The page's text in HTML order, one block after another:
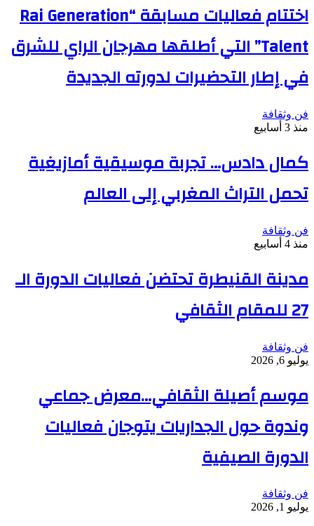
اختتام فعاليات مسابقة “Rai Generation
Talent” التي أطلقها مهرجان الراي للشرق
في إطار التحضيرات لدورته الجديدة
فن وثقافة
منذ 3 أسابيع
كمال دادس… تجربة موسيقية أمازيغية
تحمل التراث المغربي إلى العالم
فن وثقافة
منذ 4 أسابيع
مدينة القنيطرة تحتضن فعاليات الدورة الـ
27 للمقام الثقافي
فن وثقافة
يوليو 6, 2026
موسم أصيلة الثقافي…معرض جماعي
وندوة حول الجداريات يتوجان فعاليات
الدورة الصيفية
فن وثقافة
يوليو 1, 2026